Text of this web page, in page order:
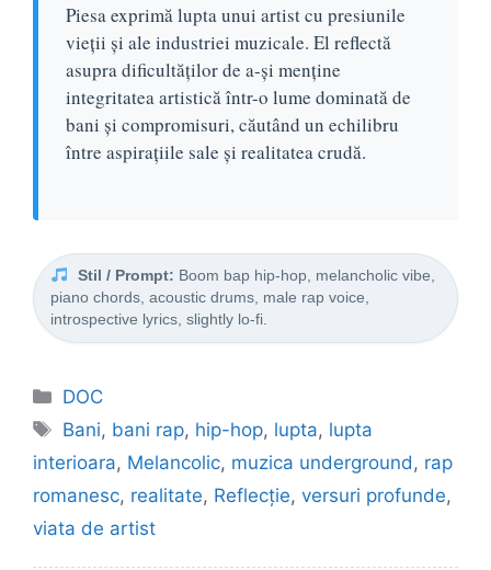
Piesa exprimă lupta unui artist cu presiunile
vieții și ale industriei muzicale. El reflectă
asupra dificultăților de a-și menține
integritatea artistică într-o lume dominată de
bani și compromisuri, căutând un echilibru
între aspirațiile sale și realitatea crudă.
Stil / Prompt: Boom bap hip-hop, melancholic vibe,
piano chords, acoustic drums, male rap voice,
introspective lyrics, slightly lo-fi.
Categorii
DOC
Etichete
Bani, bani rap, hip-hop, lupta, lupta
interioara, Melancolic, muzica underground, rap
romanesc, realitate, Reflecție, versuri profunde,
viata de artist